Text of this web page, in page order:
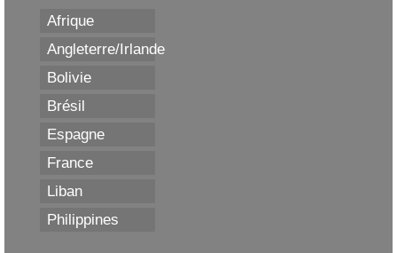
Afrique
Angleterre/Irlande
Bolivie
Brésil
Espagne
France
Liban
Philippines